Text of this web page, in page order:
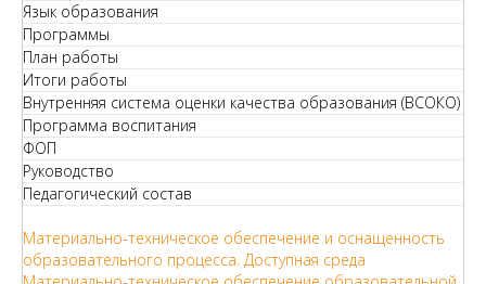
Язык образования
Программы
План работы
Итоги работы
Внутренняя система оценки качества образования (ВСОКО)
Программа воспитания
ФОП
Руководство
Педагогический состав
Материально-техническое обеспечение и оснащенность
образовательного процесса. Доступная среда